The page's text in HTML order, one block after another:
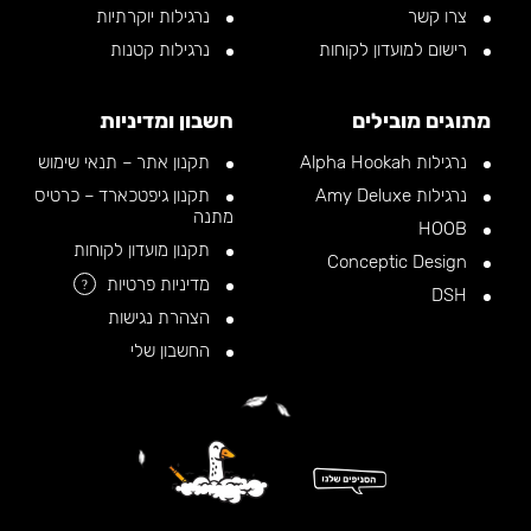
צרו קשר
רישום למועדון לקוחות
נרגילות יוקרתיות
נרגילות קטנות
מתוגים מובילים
נרגילות Alpha Hookah
נרגילות Amy Deluxe
חשבון ומדיניות
תקנון אתר – תנאי שימוש
תקנון גיפטכארד – כרטיס
מתנה
תקנון מועדון לקוחות
מדיניות פרטיות
?
הצהרת נגישות
החשבון שלי